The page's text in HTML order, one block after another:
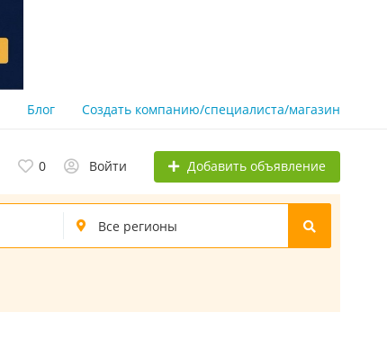
Блог Создать компанию/специалиста/магазин
0 Войти Добавить объявление